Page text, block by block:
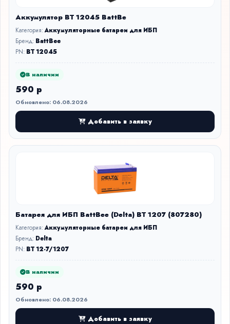
Аккумулятор BT 12045 BattBe
Категория:Аккумуляторные батареи для ИБП
Бренд: BattBee
PN: BT 12045
В наличии
590 р
Обновлено: 06.08.2026
Добавить в заявку
Батарея для ИБП BattBee (Delta) BT 1207 (807280)
Категория:Аккумуляторные батареи для ИБП
Бренд: Delta
PN: BT 12-7/1207
В наличии
590 р
Обновлено: 06.08.2026
Добавить в заявку